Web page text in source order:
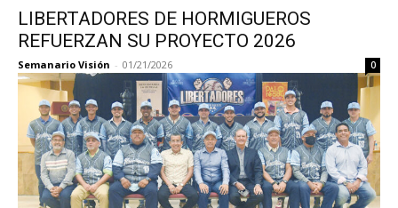
LIBERTADORES DE HORMIGUEROS
REFUERZAN SU PROYECTO 2026
Semanario Visión - 01/21/2026 0